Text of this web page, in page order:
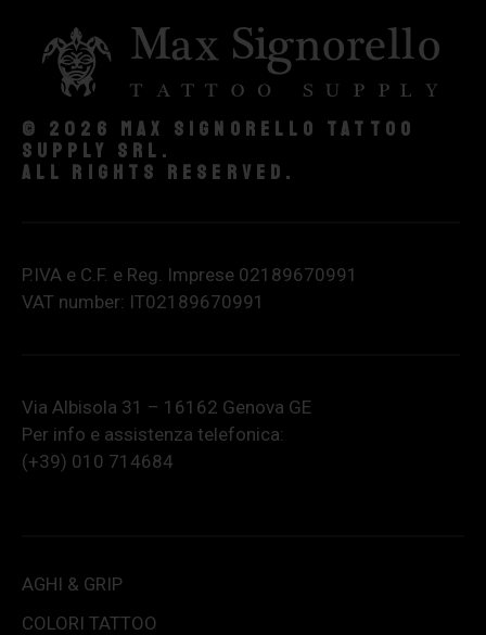
© 2026 Max Signorello Tattoo
supply srl.
All rights reserved.
P.IVA e C.F. e Reg. Imprese 02189670991
VAT number: IT02189670991
Via Albisola 31 – 16162 Genova GE
Per info e assistenza telefonica:
(+39) 010 714684
AGHI & GRIP
COLORI TATTOO